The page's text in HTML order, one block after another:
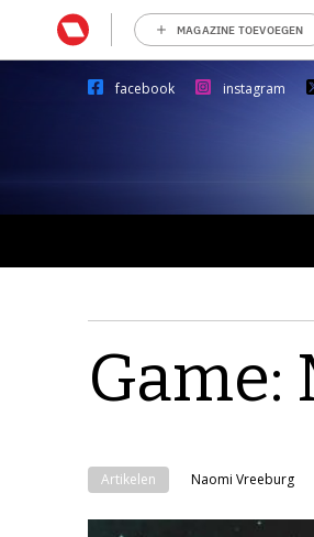
MAGAZINE TOEVOEGEN
facebook instagram
Game:
Artikelen Naomi Vreeburg